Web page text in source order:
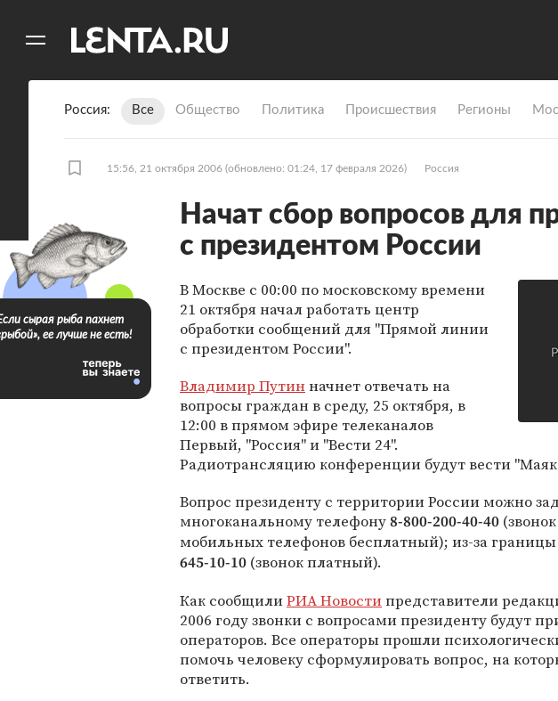
Россия Все Общество Политика Происшествия Регионы
15:56, 21 октября 2006 (обновлено: 01:24, 17 февраля 2026) Россия
Начат сбор вопросов для
с президентом России
В Москве с 00:00 по московскому времени
21 октября начал работать центр
обработки сообщений для "Прямой линии
с президентом России".
Владимир Путинначнет отвечать на
вопросы граждан в среду, 25 октября, в
12:00 в прямом эфире телеканалов
Первый, "Россия" и "Вести 24".
Радиотрансляцию конференции будут вести
Вопрос президенту с территории России можно
многоканальному телефону8-800-200-40-40
мобильных телефонов бесплатный); из-за
645-10-10 (звонок платный).
Как сообщилиРИА Новостипредставители
2006 году звонки с вопросами президенту будут
операторов. Все операторы прошли
помочь человеку сформулировать вопрос, на
ответить.
сырая рыба пахнет
ее лучше не есть!